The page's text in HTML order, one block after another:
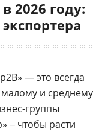
2026 году:
— это всегда
и среднему
группы
‒ чтобы расти